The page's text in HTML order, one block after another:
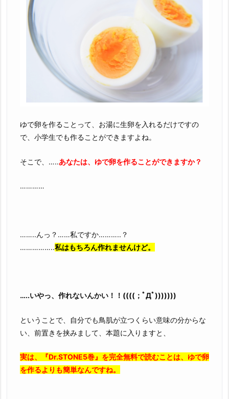
ゆで卵を作ることって、お湯に生卵を入れるだけですの
で、小学生でも作ることができますよね。
そこで、…..あなたは、ゆで卵を作ることができますか？
…………
……..んっ？……私ですか………..？
……………..私はもちろん作れませんけど。
…..いやっ、作れないんかい！！((((；ﾟДﾟ)))))))
ということで、自分でも鳥肌が立つくらい意味の分からな
い、前置きを挟みまして、本題に入りますと、
実は、『Dr.STONE5巻』を完全無料で読むことは、ゆで卵
を作るよりも簡単なんですね。